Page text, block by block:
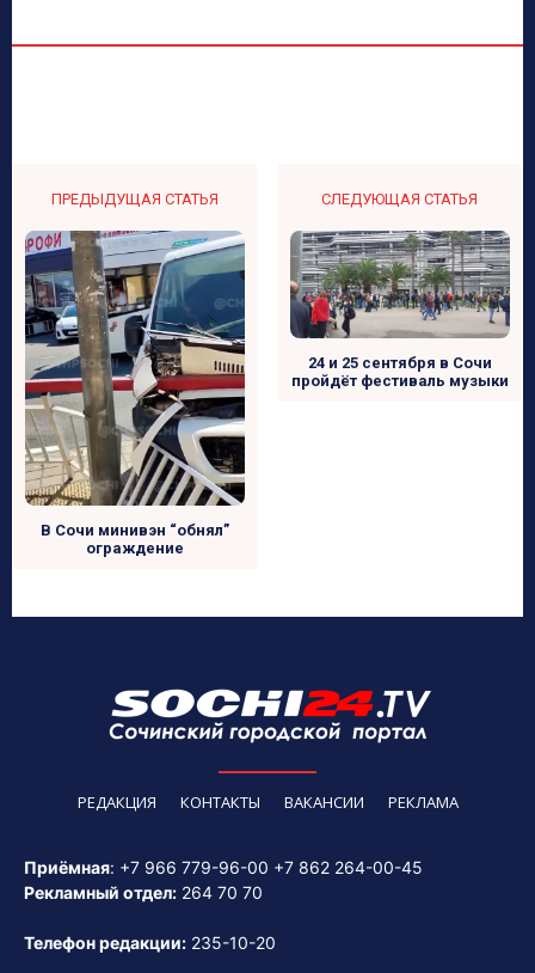
ПРЕДЫДУЩАЯ СТАТЬЯ
В Сочи минивэн “обнял”
ограждение
СЛЕДУЮЩАЯ СТАТЬЯ
24 и 25 сентября в Сочи
пройдёт фестиваль музыки
РЕДАКЦИЯ КОНТАКТЫ ВАКАНСИИ РЕКЛАМА
Приёмная: +7 966 779-96-00 +7 862 264-00-45
Рекламный отдел: 264 70 70
Телефон редакции: 235-10-20